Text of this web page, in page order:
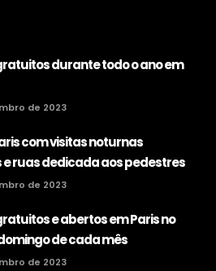
durante todo o ano em
de 2023
com visitas noturnas
ruas dedicada aos pedestres
de 2023
e abertos em Paris no
de cada mês
de 2023